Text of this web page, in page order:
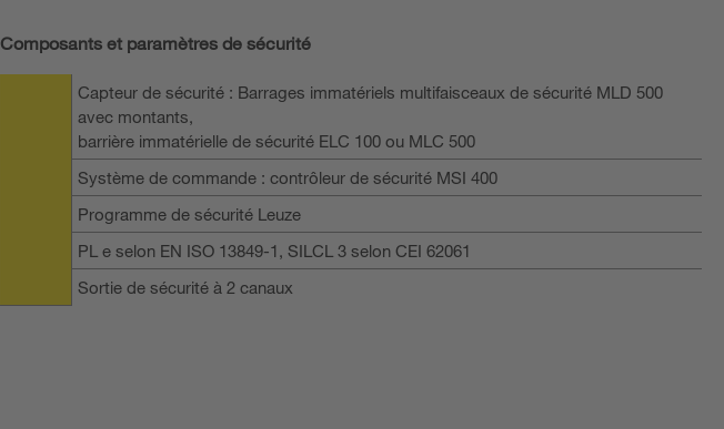
Composants et paramètres de sécurité
Capteur de sécurité : Barrages immatériels multifaisceaux de sécurité MLD 500
avec montants,
barrière immatérielle de sécurité ELC 100 ou MLC 500
Système de commande : contrôleur de sécurité MSI 400
Programme de sécurité Leuze
PL e selon EN ISO 13849-1, SILCL 3 selon CEI 62061
Sortie de sécurité à 2 canaux